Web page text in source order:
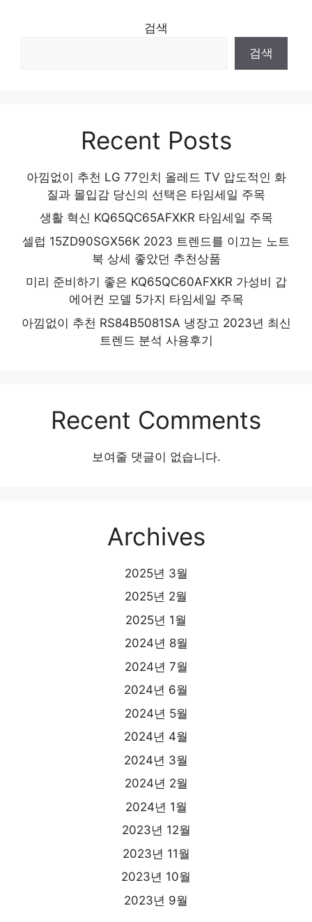
검색
검색
Recent Posts
아낌없이 추천 LG 77인치 올레드 TV 압도적인 화
질과 몰입감 당신의 선택은 타임세일 주목
생활 혁신 KQ65QC65AFXKR 타임세일 주목
셀럽 15ZD90SGX56K 2023 트렌드를 이끄는 노트
북 상세 좋았던 추천상품
미리 준비하기 좋은 KQ65QC60AFXKR 가성비 갑
에어컨 모델 5가지 타임세일 주목
아낌없이 추천 RS84B5081SA 냉장고 2023년 최신
트렌드 분석 사용후기
Recent Comments
보여줄 댓글이 없습니다.
Archives
2025년 3월
2025년 2월
2025년 1월
2024년 8월
2024년 7월
2024년 6월
2024년 5월
2024년 4월
2024년 3월
2024년 2월
2024년 1월
2023년 12월
2023년 11월
2023년 10월
2023년 9월